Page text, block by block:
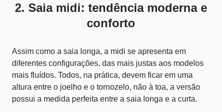
2. Saia midi: tendência moderna e
conforto
Assim como a saia longa, a midi se apresenta em
diferentes configurações, das mais justas aos modelos
mais fluídos. Todos, na prática, devem ficar em uma
altura entre o joelho e o tornozelo, não à toa, a versão
possui a medida perfeita entre a saia longa e a curta.